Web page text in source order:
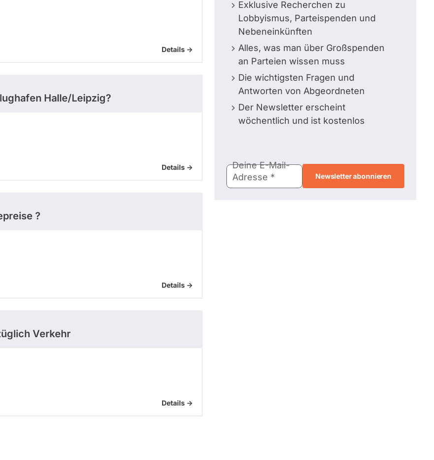
Details ->
Halle/Leipzig?
Details ->
?
Details ->
Verkehr
Details ->
Exklusive Recherchen zu
Lobbyismus, Parteispenden und
Nebeneinkünften
Alles, was man über Großspenden
an Parteien wissen muss
Die wichtigsten Fragen und
Antworten von Abgeordneten
Der Newsletter erscheint
wöchentlich und ist kostenlos
Mail-
Adresse
Deine E-Mail-
Adresse